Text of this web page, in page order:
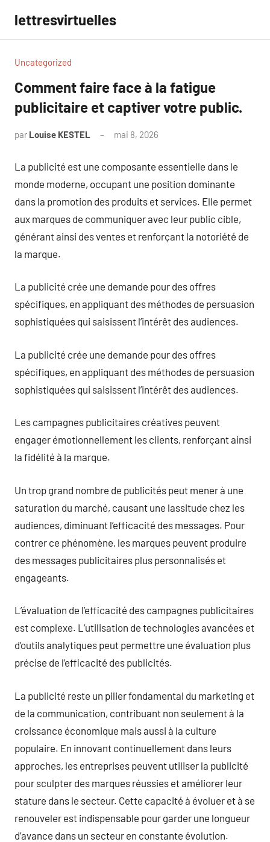
contenu
lettresvirtuelles
Uncategorized
Comment faire face à la fatigue
publicitaire et captiver votre public.
par Louise KESTEL mai 8, 2026
La publicité est une composante essentielle dans le
monde moderne, occupant une position dominante
dans la promotion des produits et services. Elle permet
aux marques de communiquer avec leur public cible,
générant ainsi des ventes et renforçant la notoriété de
la marque.
La publicité crée une demande pour des offres
spécifiques, en appliquant des méthodes de persuasion
sophistiquées qui saisissent l’intérêt des audiences.
La publicité crée une demande pour des offres
spécifiques, en appliquant des méthodes de persuasion
sophistiquées qui saisissent l’intérêt des audiences.
Les campagnes publicitaires créatives peuvent
engager émotionnellement les clients, renforçant ainsi
la fidélité à la marque.
Un trop grand nombre de publicités peut mener à une
saturation du marché, causant une lassitude chez les
audiences, diminuant l’efficacité des messages. Pour
contrer ce phénomène, les marques peuvent produire
des messages publicitaires plus personnalisés et
engageants.
L’évaluation de l’efficacité des campagnes publicitaires
est complexe. L’utilisation de technologies avancées et
d’outils analytiques peut permettre une évaluation plus
précise de l’efficacité des publicités.
La publicité reste un pilier fondamental du marketing et
de la communication, contribuant non seulement à la
croissance économique mais aussi à la culture
populaire. En innovant continuellement dans leurs
approches, les entreprises peuvent utiliser la publicité
pour sculpter des marques réussies et améliorer leur
stature dans le secteur. Cette capacité à évoluer et à se
renouveler est indispensable pour garder une longueur
d’avance dans un secteur en constante évolution.